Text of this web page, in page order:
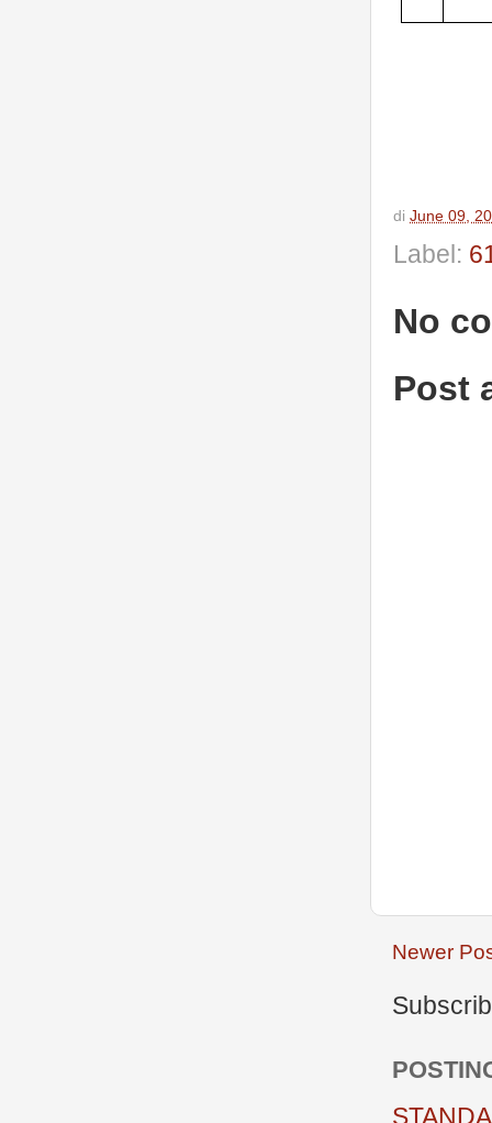
di June 09,
Label:
No
Post
Newer